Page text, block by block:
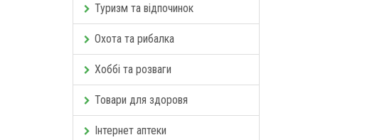
Туризм та відпочинок
Охота та рибалка
Хоббі та розваги
Товари для здоровя
Інтернет аптеки